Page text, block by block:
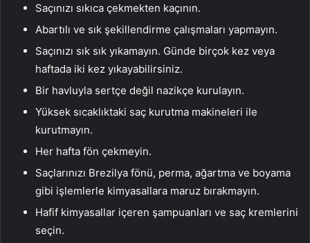
Saçınızı sıkıca çekmekten kaçının.
Abartılı ve sık şekillendirme çalışmaları yapmayın.
Saçınızı sık sık yıkamayın. Günde birçok kez veya
haftada iki kez yıkayabilirsiniz.
Bir havluyla sertçe değil nazikçe kurulayın.
Yüksek sıcaklıktaki saç kurutma makineleri ile
kurutmayın.
Her hafta fön çekmeyin.
Saçlarınızı Brezilya fönü, perma, ağartma ve boyama
gibi işlemlerle kimyasallara maruz bırakmayın.
Hafif kimyasallar içeren şampuanları ve saç kremlerini
seçin.